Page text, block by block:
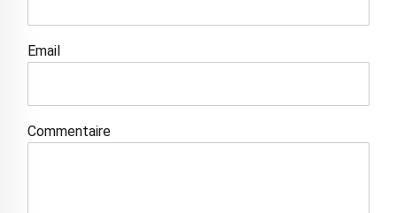
Email
Commentaire